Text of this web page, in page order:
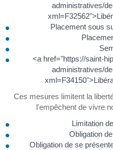
administratives/
Placement sous
<a href="https://saint-
administratives/
Ces mesures limitent la
l'empêchent de vivre
Limitation
Obligation
Obligation de se